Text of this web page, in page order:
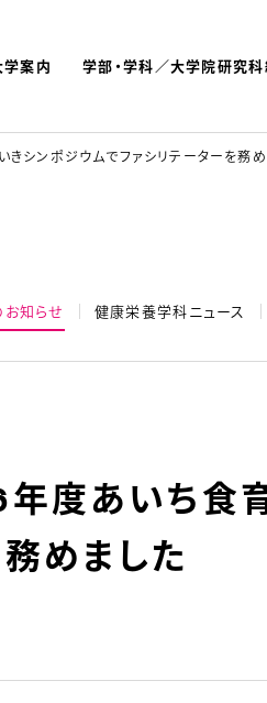
学案内 学部・学科／大学院研究
シンポジウムでファシリテーターを務
知らせ 健康栄養学科ニュース
度あいち食
めました